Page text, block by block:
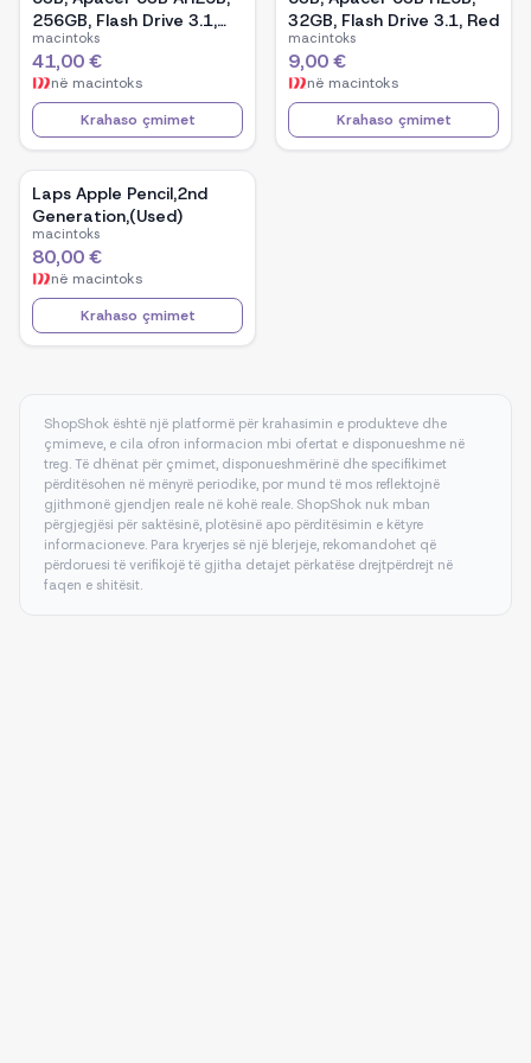
256GB, Flash Drive 3.1,
Red
macintoks
41,00 €
në macintoks
Krahaso çmimet
32GB, Flash Drive 3.1, Red
macintoks
9,00 €
në macintoks
Krahaso çmimet
Laps Apple Pencil,2nd
Generation,(Used)
macintoks
80,00 €
në macintoks
Krahaso çmimet
ShopShok është një platformë për krahasimin e produkteve dhe
çmimeve, e cila ofron informacion mbi ofertat e disponueshme në
treg. Të dhënat për çmimet, disponueshmërinë dhe specifikimet
përditësohen në mënyrë periodike, por mund të mos reflektojnë
gjithmonë gjendjen reale në kohë reale. ShopShok nuk mban
përgjegjësi për saktësinë, plotësinë apo përditësimin e këtyre
informacioneve. Para kryerjes së një blerjeje, rekomandohet që
përdoruesi të verifikojë të gjitha detajet përkatëse drejtpërdrejt në
faqen e shitësit.